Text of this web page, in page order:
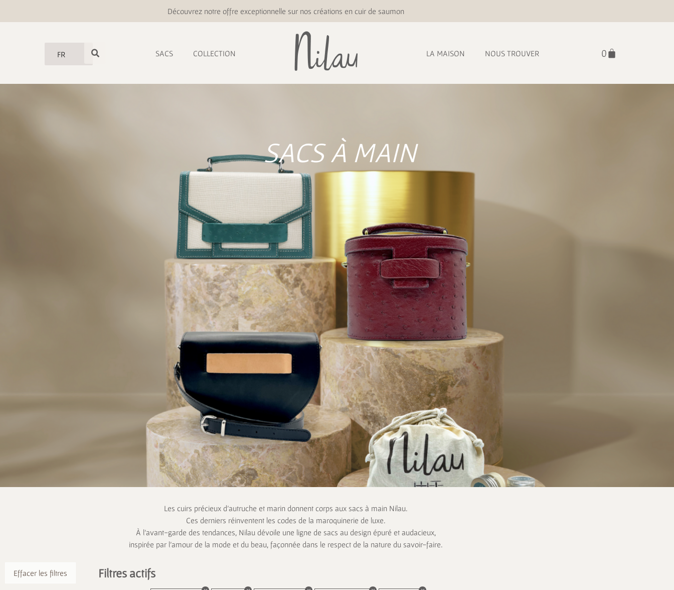
Découvrez notre offre exceptionnelle sur nos créations en cuir de saumon
FR SACS COLLECTION LA MAISON NOUS TROUVER
SACS À MAIN
Les cuirs précieux d’autruche et marin donnent corps aux sacs à main Nilau.
Ces derniers réinventent les codes de la maroquinerie de luxe.
À l’avant-garde des tendances, Nilau dévoile une ligne de sacs au design épuré et audacieux,
inspirée par l’amour de la mode et du beau, façonnée dans le respect de la nature du savoir-faire.
Effacer les filtres Filtres actifs